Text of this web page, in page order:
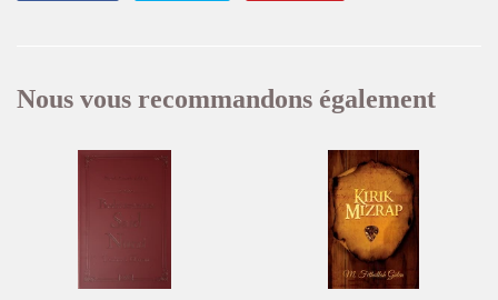
Nous vous recommandons également